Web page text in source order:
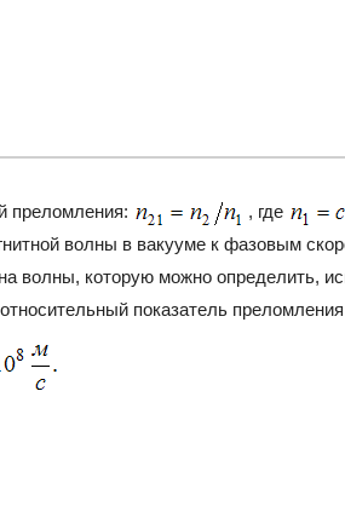
преломления:
, где
волны в вакууме к фазовым
волны, которую можно определить,
показатель